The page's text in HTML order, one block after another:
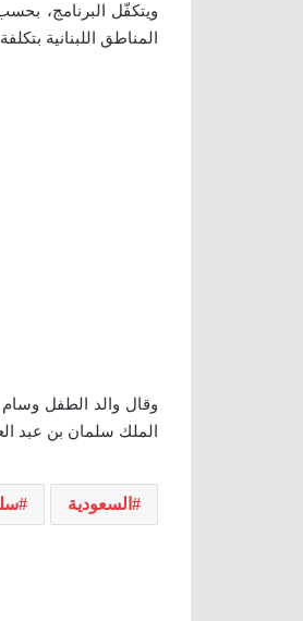
المناطق اللبنانية بتكلفة
وقال والد الطفل وسام
الملك سلمان بن عبد
السعودية